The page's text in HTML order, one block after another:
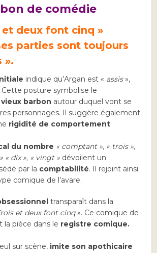
de comédie
et deux font cinq »
parties sont toujours
».
indique qu’Argan est « assis»,
Cette posture symbolise le
vieux barbon autour duquel vont se
personnages. Il suggère également
rigidité de comportement.
du nombre « comptant », « trois »,
« dix », « vingt » dévoilent un
par la comptabilité. Il rejoint ainsi
comique de l’avare.
transparaît dans la
et deux font cinq». Ce comique de
la pièce dans le registre comique.
sur scène, imite son apothicaire